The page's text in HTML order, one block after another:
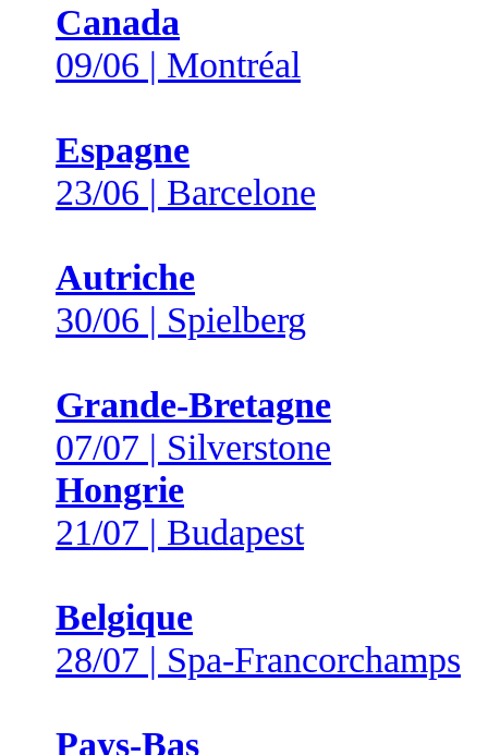
Canada
09/06 | Montréal
Espagne
23/06 | Barcelone
Autriche
30/06 | Spielberg
Grande-Bretagne
07/07 | Silverstone
Hongrie
21/07 | Budapest
Belgique
28/07 | Spa-Francorchamps
Pays-Bas